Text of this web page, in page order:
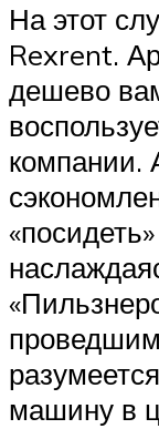
На этот
Rexrent.
дешево
компании.
машину в